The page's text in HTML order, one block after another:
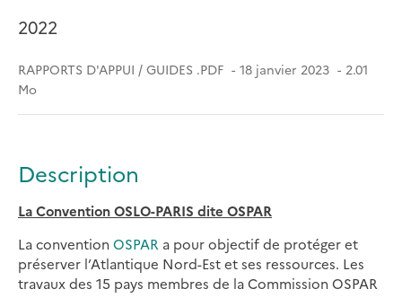
2022
RAPPORTS D'APPUI / GUIDES .PDF 18 janvier 2023
2.01
Mo
Description
La Convention OSLO-PARIS dite OSPAR
La convention OSPAR a pour objectif de protéger et
préserver l’Atlantique Nord-Est et ses ressources. Les
travaux des 15 pays membres de la Commission OSPAR